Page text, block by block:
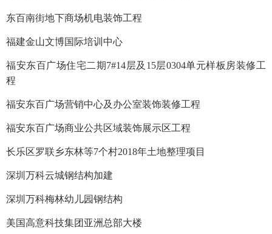
东百南街地下商场机电装饰工程
福建金山文博国际培训中心
福安东百广场住宅二期7#14层及15层0304单元样板房装修工
程
福安东百广场营销中心及办公室装饰装修工程
福安东百广场商业公共区域装饰展示区工程
长乐区罗联乡东林等7个村2018年土地整理项目
深圳万科云城钢结构加建
深圳万科梅林幼儿园钢结构
美国高意科技集团亚洲总部大楼